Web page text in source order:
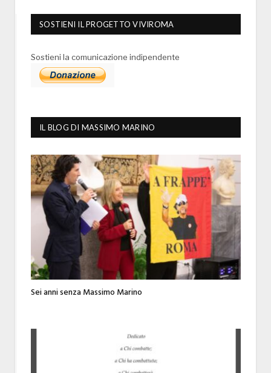
SOSTIENI IL PROGETTO VIVIROMA
Sostieni la comunicazione indipendente
IL BLOG DI MASSIMO MARINO
Sei anni senza Massimo Marino